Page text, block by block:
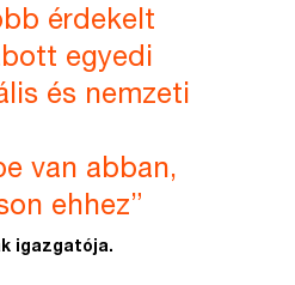
érdekelt
egyedi
és nemzeti
van abban,
ehhez”
igazgatója.